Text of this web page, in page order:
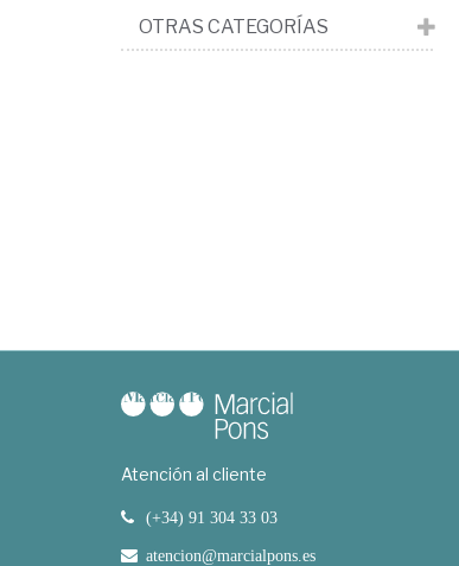
OTRAS CATEGORÍAS
Atención al cliente
(+34) 91 304 33 03
atencion@marcialpons.es